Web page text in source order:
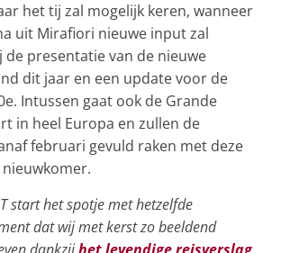
het tij zal mogelijk keren, wanneer
uit Mirafiori nieuwe input zal
de presentatie van de nieuwe
dit jaar en een update voor de
Intussen gaat ook de Grande
in heel Europa en zullen de
februari gevuld raken met deze
start het spotje met hetzelfde
dat wij met kerst zo beeldend